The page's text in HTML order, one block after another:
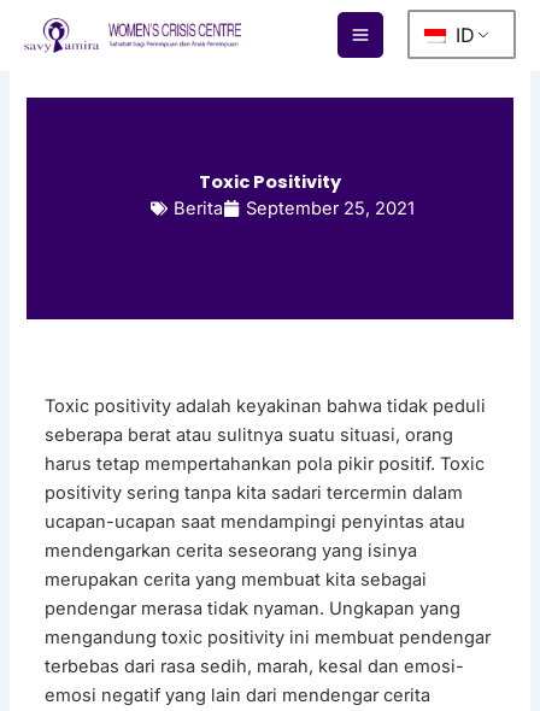
Lewati
ID
Toxic Positivity
Berita September 25, 2021
Toxic positivity adalah keyakinan bahwa tidak peduli
seberapa berat atau sulitnya suatu situasi, orang
harus tetap mempertahankan pola pikir positif. Toxic
positivity sering tanpa kita sadari tercermin dalam
ucapan-ucapan saat mendampingi penyintas atau
mendengarkan cerita seseorang yang isinya
merupakan cerita yang membuat kita sebagai
pendengar merasa tidak nyaman. Ungkapan yang
mengandung toxic positivity ini membuat pendengar
terbebas dari rasa sedih, marah, kesal dan emosi-
emosi negatif yang lain dari mendengar cerita